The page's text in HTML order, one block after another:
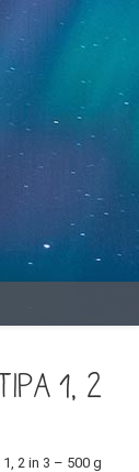
1, 2
2 in 3 – 500 g